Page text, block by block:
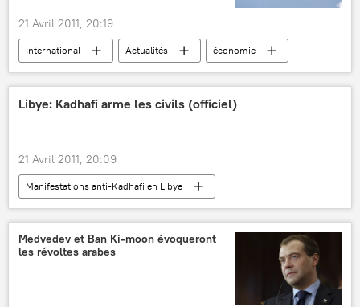
21 Avril 2011, 20:19
International Actualités
économie
Russie
Libye: Kadhafi arme les civils (officiel)
21 Avril 2011, 20:09
Manifestations anti-Kadhafi en Libye
International
Actualités
Medvedev et Ban Ki-moon évoqueront
les révoltes arabes